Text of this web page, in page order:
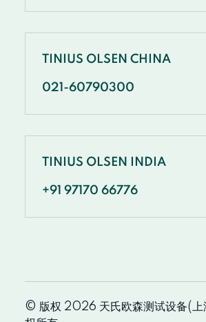
TINIUS OLSEN CHINA
021-60790300
TINIUS OLSEN INDIA
+91 97170 66776
© 版权 2026 天氏欧森测试设备(上